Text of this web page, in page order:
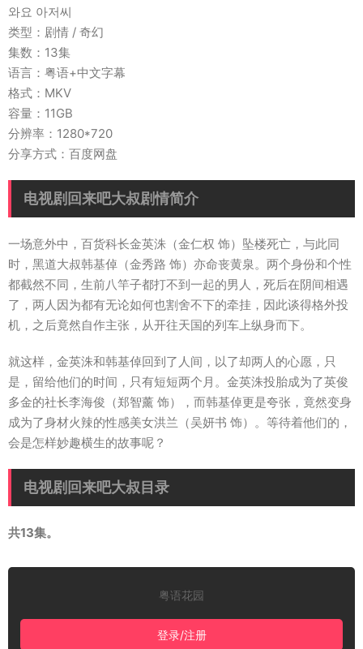
와요 아저씨
类型：剧情 / 奇幻
集数：13集
语言：粤语+中文字幕
格式：MKV
容量：11GB
分辨率：1280*720
分享方式：百度网盘
电视剧回来吧大叔剧情简介
一场意外中，百货科长金英洙（金仁权 饰）坠楼死亡，与此同
时，黑道大叔韩基倬（金秀路 饰）亦命丧黄泉。两个身份和个性
都截然不同，生前八竿子都打不到一起的男人，死后在阴间相遇
了，两人因为都有无论如何也割舍不下的牵挂，因此谈得格外投
机，之后竟然自作主张，从开往天国的列车上纵身而下。
就这样，金英洙和韩基倬回到了人间，以了却两人的心愿，只
是，留给他们的时间，只有短短两个月。金英洙投胎成为了英俊
多金的社长李海俊（郑智薰 饰），而韩基倬更是夸张，竟然变身
成为了身材火辣的性感美女洪兰（吴妍书 饰）。等待着他们的，
会是怎样妙趣横生的故事呢？
电视剧回来吧大叔目录
共13集。
粤语花园
登录/注册